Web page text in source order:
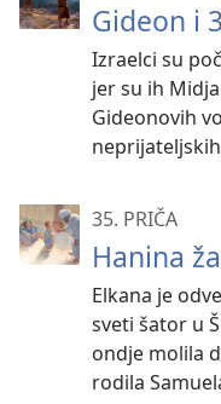
Gideon i
Izraelci su
jer su ih
Gideonovih
35. PRIČA
Hanina
Elkana je
sveti šator u
ondje molila
rodila